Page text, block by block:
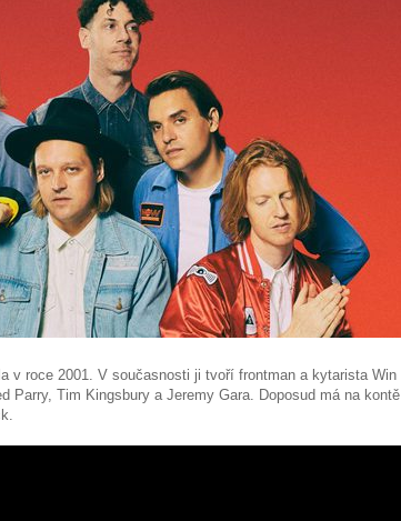
v roce 2001. V současnosti ji tvoří frontman a kytarista Win
Parry, Tim Kingsbury a Jeremy Gara. Doposud má na kontě